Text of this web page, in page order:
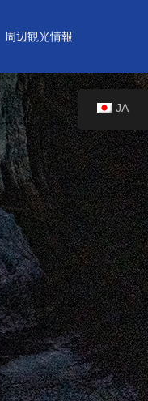
周辺観光情報
JA